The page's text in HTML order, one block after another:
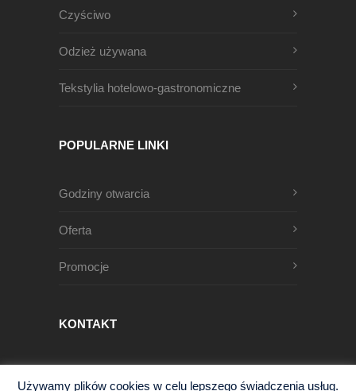
Czyściwo
Odzież używana
Tekstylia hotelowo-gastronomiczne
POPULARNE LINKI
Godziny otwarcia
Oferta
Promocje
KONTAKT
Używamy plików cookies w celu lepszego świadczenia usług.